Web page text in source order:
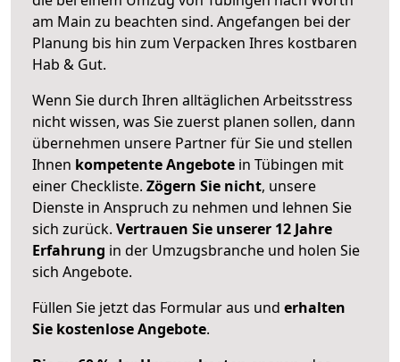
am Main zu beachten sind. Angefangen bei der
Planung bis hin zum Verpacken Ihres kostbaren
Hab & Gut.
Wenn Sie durch Ihren alltäglichen Arbeitsstress
nicht wissen, was Sie zuerst planen sollen, dann
übernehmen unsere Partner für Sie und stellen
Ihnen kompetente Angebote in Tübingen mit
einer Checkliste. Zögern Sie nicht, unsere
Dienste in Anspruch zu nehmen und lehnen Sie
sich zurück. Vertrauen Sie unserer 12 Jahre
Erfahrung in der Umzugsbranche und holen Sie
sich Angebote.
Füllen Sie jetzt das Formular aus und erhalten
Sie kostenlose Angebote.